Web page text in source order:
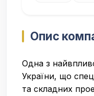
Опис
Одна з
України, що
та складних